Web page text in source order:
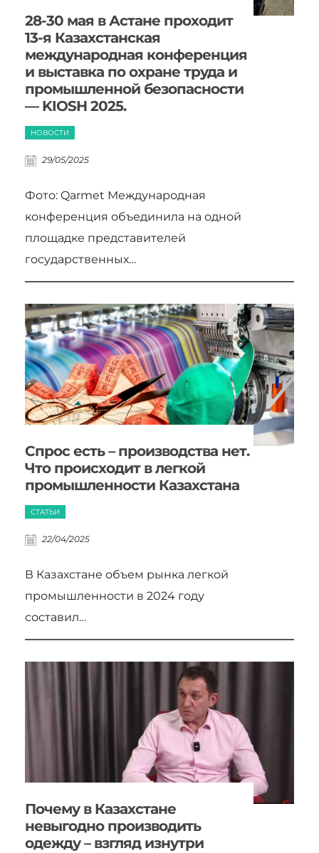
28-30 мая в Астане проходит
13-я Казахстанская
международная конференция
и выставка по охране труда и
промышленной безопасности
— KIOSH 2025.
НОВОСТИ
29/05/2025
Фото: Qarmet Международная
конференция объединила на одной
площадке представителей
государственных…
Спрос есть – производства нет.
Что происходит в легкой
промышленности Казахстана
СТАТЬИ
22/04/2025
В Казахстане объем рынка легкой
промышленности в 2024 году
составил…
Почему в Казахстане
невыгодно производить
одежду – взгляд изнутри